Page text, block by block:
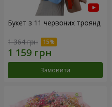
Букет з 11 червоних троянд
1 364 грн
Замовити